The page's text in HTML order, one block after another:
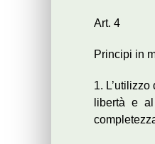
Art. 4
Principi in
1.
libertà e